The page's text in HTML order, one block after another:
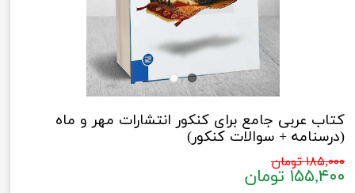
کتاب عربی جامع برای کنکور انتشارات مهر و ماه
(درسنامه + سوالات کنکور)
۱۸۵,۰۰۰ تومان
۱۵۵,۴۰۰ تومان